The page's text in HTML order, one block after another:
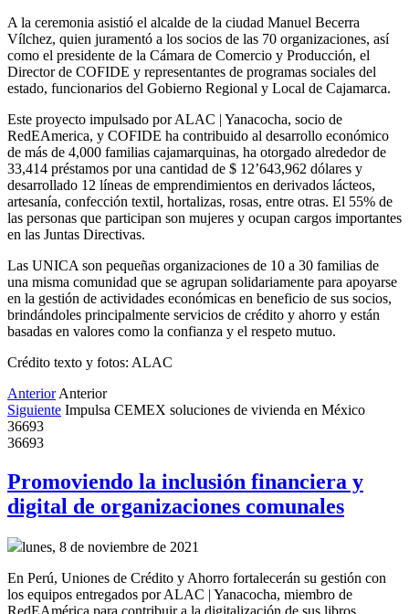
A la ceremonia asistió el alcalde de la ciudad Manuel Becerra
Vílchez, quien juramentó a los socios de las 70 organizaciones, así
como el presidente de la Cámara de Comercio y Producción, el
Director de COFIDE y representantes de programas sociales del
estado, funcionarios del Gobierno Regional y Local de Cajamarca.
Este proyecto impulsado por ALAC | Yanacocha, socio de
RedEAmerica, y COFIDE ha contribuido al desarrollo económico
de más de 4,000 familias cajamarquinas, ha otorgado alrededor de
33,414 préstamos por una cantidad de $ 12’643,962 dólares y
desarrollado 12 líneas de emprendimientos en derivados lácteos,
artesanía, confección textil, hortalizas, rosas, entre otras. El 55% de
las personas que participan son mujeres y ocupan cargos importantes
en las Juntas Directivas.
Las UNICA son pequeñas organizaciones de 10 a 30 familias de
una misma comunidad que se agrupan solidariamente para apoyarse
en la gestión de actividades económicas en beneficio de sus socios,
brindándoles principalmente servicios de crédito y ahorro y están
basadas en valores como la confianza y el respeto mutuo.
Crédito texto y fotos: ALAC
Anterior Anterior
Siguiente Impulsa CEMEX soluciones de vivienda en México
36693
36693
Promoviendo la inclusión financiera y
digital de organizaciones comunales
lunes, 8 de noviembre de 2021
En Perú, Uniones de Crédito y Ahorro fortalecerán su gestión con
los equipos entregados por ALAC | Yanacocha, miembro de
RedEAmérica para contribuir a la digitalización de sus libros